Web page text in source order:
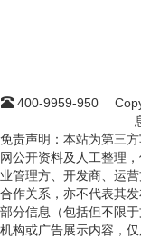
400-9959-950
免责声明：本站为第三
网公开资料及人工整理
业管理方、开发商、运
合作关系，亦不代表其
部分信息（包括但不限
机构或广告展示内容，